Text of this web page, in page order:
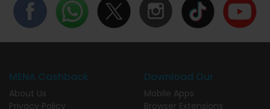
MENA Cashback
About Us
Privacy Policy
Download Our
Mobile Apps
Browser Extensions